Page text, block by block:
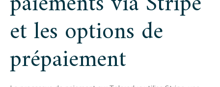
et les options de
prépaiement